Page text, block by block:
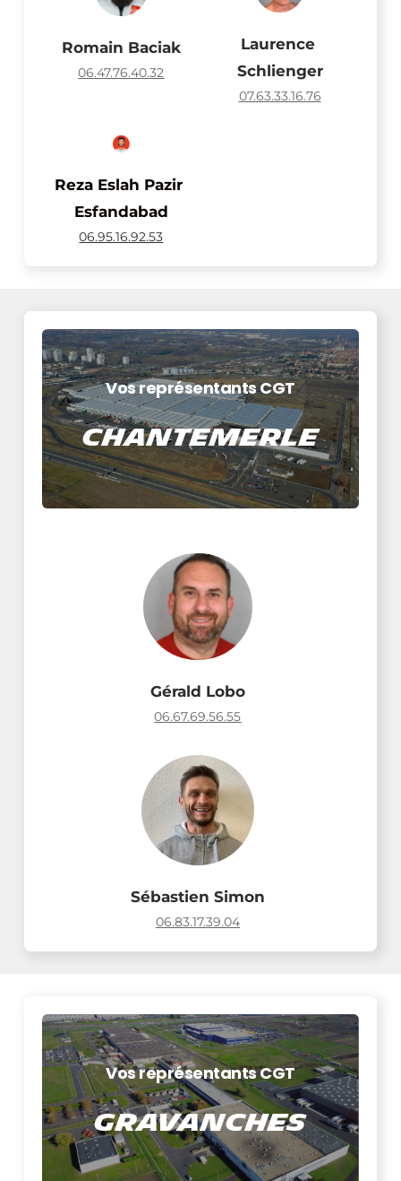
Romain Baciak
06.47.76.40.32
Laurence
Schlienger
07.63.33.16.76
Reza Eslah Pazir
Esfandabad
06.95.16.92.53
Gérald Lobo
06.67.69.56.55
Sébastien Simon
06.83.17.39.04
Vos représentants CGT
Chantemerle
Vos représentants CGT
Gravanches